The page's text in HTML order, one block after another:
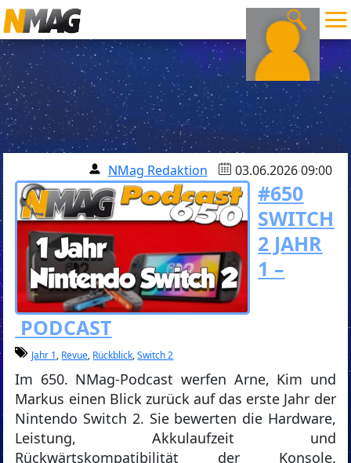
NMag Redaktion 03.06.2026 09:00
#650
SWITCH
2 JAHR
1 –
PODCAST
Jahr 1, Revue, Rückblick,Switch 2
Im 650. NMag-Podcast werfen Arne, Kim und
Markus einen Blick zurück auf das erste Jahr der
Nintendo Switch 2. Sie bewerten die Hardware,
Leistung, Akkulaufzeit und
Rückwärtskompatibilität der Konsole.